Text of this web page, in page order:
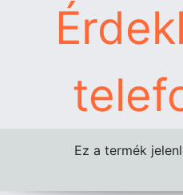
Ez a termék